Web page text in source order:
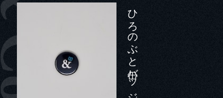
ひろのぶと缶バッジ（小）